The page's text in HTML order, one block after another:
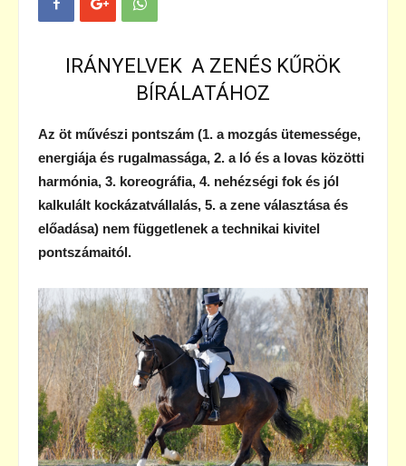
IRÁNYELVEK A ZENÉS KŰRÖK
BÍRÁLATÁHOZ
Az öt művészi pontszám (1. a mozgás ütemessége,
energiája és rugalmassága, 2. a ló és a lovas közötti
harmónia, 3. koreográfia, 4. nehézségi fok és jól
kalkulált kockázatvállalás, 5. a zene választása és
előadása) nem függetlenek a technikai kivitel
pontszámaitól.